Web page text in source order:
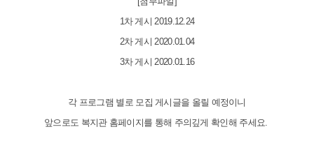
1차 게시 2019.12.24
2차 게시 2020.01.04
3차 게시 2020.01.16
각 프로그램 별로 모집 게시글을 올릴 예정이니
앞으로도 복지관 홈페이지를 통해 주의깊게 확인해 주세요.